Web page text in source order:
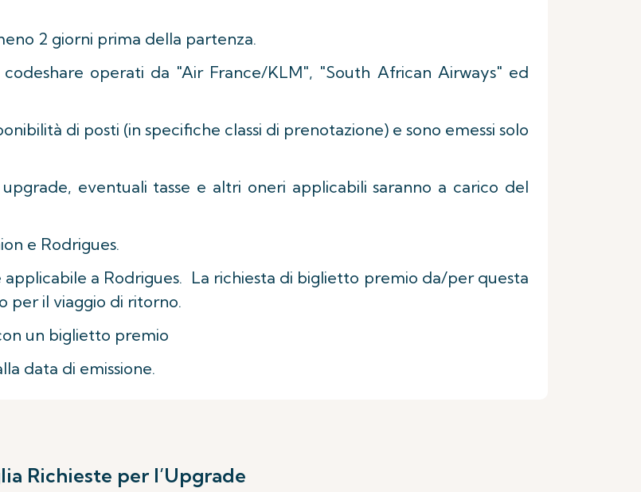
2 giorni prima della partenza.
operati da "Air France/KLM", "South African Airways" ed
di posti (in specifiche classi di prenotazione) e sono emessi solo
eventuali tasse e altri oneri applicabili saranno a carico del
e Rodrigues.
a Rodrigues. La richiesta di biglietto premio da/per questa
per il viaggio di ritorno.
un biglietto premio
data di emissione.
Richieste per l’Upgrade